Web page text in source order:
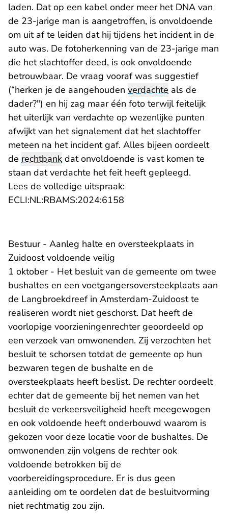
laden. Dat op een kabel onder meer het DNA van
de 23-jarige man is aangetroffen, is onvoldoende
om uit af te leiden dat hij tijdens het incident in de
auto was. De fotoherkenning van de 23-jarige man
die het slachtoffer deed, is ook onvoldoende
betrouwbaar. De vraag vooraf was suggestief
(“herken je de aangehouden verdachte als de
dader?") en hij zag maar één foto terwijl feitelijk
het uiterlijk van verdachte op wezenlijke punten
afwijkt van het signalement dat het slachtoffer
meteen na het incident gaf. Alles bijeen oordeelt
de rechtbank dat onvoldoende is vast komen te
staan dat verdachte het feit heeft gepleegd.
Lees de volledige uitspraak:
ECLI:NL:RBAMS:2024:6158
Bestuur - Aanleg halte en oversteekplaats in
Zuidoost voldoende veilig
1 oktober - Het besluit van de gemeente om twee
bushaltes en een voetgangersoversteekplaats aan
de Langbroekdreef in Amsterdam-Zuidoost te
realiseren wordt niet geschorst. Dat heeft de
voorlopige voorzieningenrechter geoordeeld op
een verzoek van omwonenden. Zij verzochten het
besluit te schorsen totdat de gemeente op hun
bezwaren tegen de bushalte en de
oversteekplaats heeft beslist. De rechter oordeelt
echter dat de gemeente bij het nemen van het
besluit de verkeersveiligheid heeft meegewogen
en ook voldoende heeft onderbouwd waarom is
gekozen voor deze locatie voor de bushaltes. De
omwonenden zijn volgens de rechter ook
voldoende betrokken bij de
voorbereidingsprocedure. Er is dus geen
aanleiding om te oordelen dat de besluitvorming
niet rechtmatig zou zijn.